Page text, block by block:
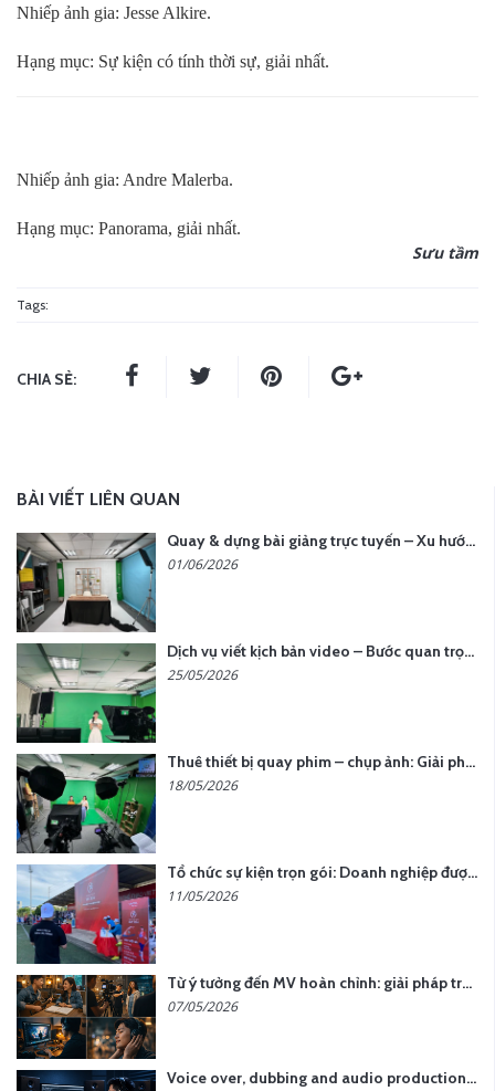
Nhiếp ảnh gia: Jesse Alkire.
Hạng mục: Sự kiện có tính thời sự, giải nhất.
Nhiếp ảnh gia: Andre Malerba.
Hạng mục: Panorama, giải nhất.
Sưu tầm
Tags:
CHIA SẺ:
BÀI VIẾT LIÊN QUAN
Quay & dựng bài giảng trực tuyến – Xu hướng đào tạo thời đại số
01/06/2026
Dịch vụ viết kịch bản video – Bước quan trọng quyết định thành công nội dung
25/05/2026
Thuê thiết bị quay phim – chụp ảnh: Giải pháp tối ưu chi phí cho doanh nghiệp
18/05/2026
Tổ chức sự kiện trọn gói: Doanh nghiệp được gì khi chọn đơn vị chuyên nghiệp?
11/05/2026
Từ ý tưởng đến MV hoàn chỉnh: giải pháp trọn gói tại YCN Media
07/05/2026
Voice over, dubbing and audio production services in Vietnam for global content